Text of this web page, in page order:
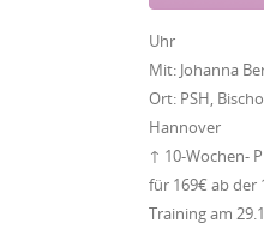
Uhr
Mit: Johanna
Ort: PSH,
Hannover
↑ 10-Wochen-
für 169€ ab der
Training am